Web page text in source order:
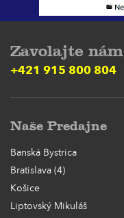
Zavolajte nám
+421 915 800 804
Naše Predajne
Banská Bystrica
Bratislava (4)
Košice
Liptovský Mikuláš